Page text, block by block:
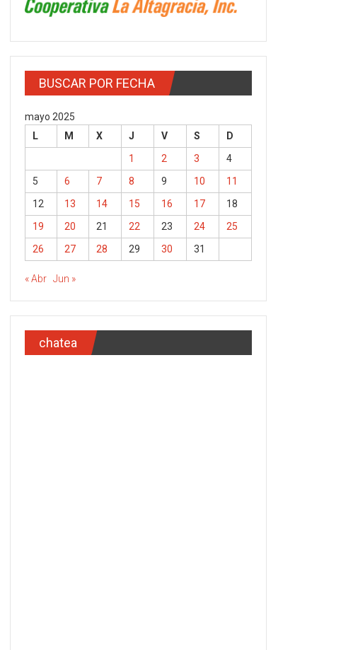
BUSCAR POR FECHA
mayo 2025
L
M X J V S
D
1
2 3
4
5
6 7 8 9 10
11
12
13 14 15 16 17
18
19
20 21 22 23 24
25
26
27 28 29 30 31
« Abr Jun »
chatea